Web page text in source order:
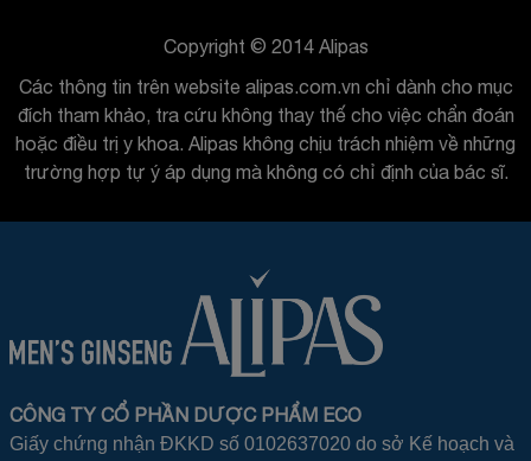
Copyright © 2014 Alipas
Các thông tin trên website alipas.com.vn chỉ dành cho mục
đích tham khảo, tra cứu không thay thế cho việc chẩn đoán
hoặc điều trị y khoa. Alipas không chịu trách nhiệm về những
trường hợp tự ý áp dụng mà không có chỉ định của bác sĩ.
CÔNG TY CỔ PHẦN DƯỢC PHẨM ECO
Giấy chứng nhận ĐKKD số 0102637020 do sở Kế hoạch và